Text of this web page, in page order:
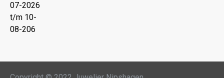
07-2026
t/m 10-
08-206